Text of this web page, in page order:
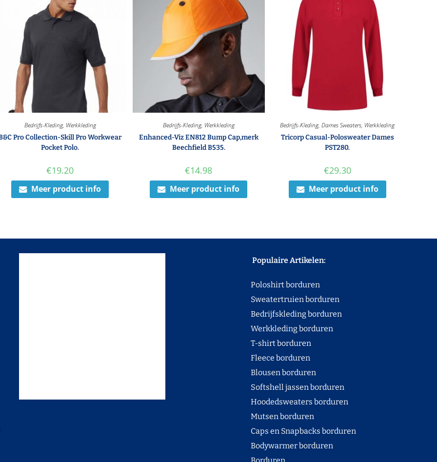
Bedrijfs-Kleding, Werkkleding
Pro Collection-Skill Pro Workwear
Pocket Polo.
€19.20
Meer product info
Bedrijfs-Kleding, Werkkleding
Enhanced-Viz EN812 Bump Cap,merk
Beechfield B535.
€14.98
Meer product info
Bedrijfs-Kleding,Dames Sweaters, Werkkleding
Tricorp Casual-Polosweater Dames
PST280.
€29.30
Meer product info
Populaire Artikelen:
Poloshirt borduren
Sweatertruien borduren
Bedrijfskleding borduren
Werkkleding borduren
T-shirt borduren
Fleece borduren
Blousen borduren
Softshell jassen borduren
Hoodedsweaters borduren
Mutsen borduren
Caps en Snapbacks borduren
Bodywarmer borduren